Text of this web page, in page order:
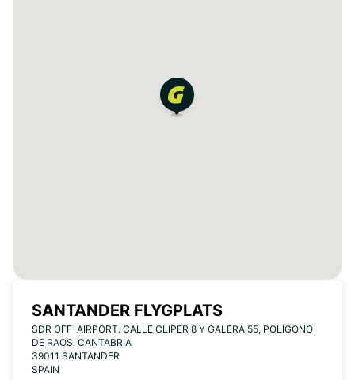
SANTANDER FLYGPLATS
SDR OFF-AIRPORT. CALLE CLIPER 8 Y GALERA 55, POLÍGONO
DE RAOS, CANTABRIA
39011 SANTANDER
SPAIN